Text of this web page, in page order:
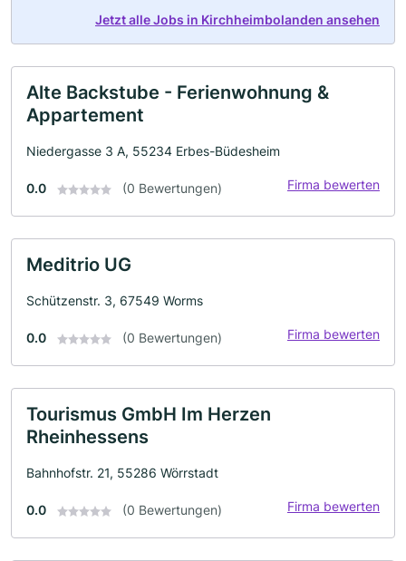
Jetzt alle Jobs in Kirchheimbolanden ansehen
Alte Backstube - Ferienwohnung &
Appartement
Niedergasse 3 A, 55234 Erbes-Büdesheim
0.0 (0 Bewertungen) Firma bewerten
Meditrio UG
Schützenstr. 3, 67549 Worms
0.0 (0 Bewertungen) Firma bewerten
Tourismus GmbH Im Herzen
Rheinhessens
Bahnhofstr. 21, 55286 Wörrstadt
0.0 (0 Bewertungen) Firma bewerten